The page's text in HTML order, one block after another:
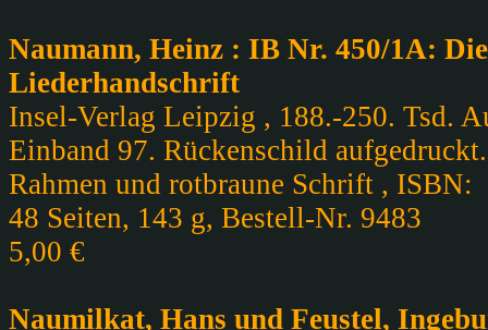
Naumann, Heinz : IB Nr. 450/1A:
Liederhandschrift
Insel-Verlag Leipzig , 188.-250. Tsd.
Einband 97. Rückenschild
Rahmen und rotbraune Schrift , ISBN:
48 Seiten, 143 g, Bestell-Nr. 9483
5,00 €
Naumilkat, Hans und Feustel,